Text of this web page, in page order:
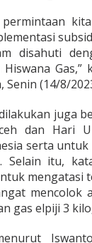
permintaan
disahuti
Gas,”
Senin (14/8/
juga
dan Hari
serta
Selain itu,
mengatasi
mencolok
gas elpiji 3